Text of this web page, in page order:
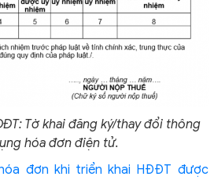
Tờ khai đăng ký/thay đổi thông
hóa đơn điện tử.
đơn khi triển khai HĐĐT được